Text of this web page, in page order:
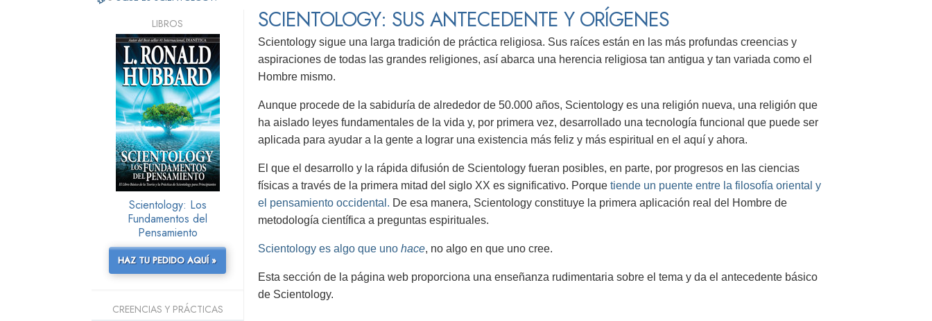
SCIENTOLOGY: SUS ANTECEDENTE Y ORÍGENES
Scientology sigue una larga tradición de práctica religiosa. Sus raíces están en las más profundas creencias y
aspiraciones de todas las grandes religiones, así abarca una herencia religiosa tan antigua y tan variada como el
Hombre mismo.
Aunque procede de la sabiduría de alrededor de 50.000 años, Scientology es una religión nueva, una religión que
ha aislado leyes fundamentales de la vida y, por primera vez, desarrollado una tecnología funcional que puede ser
aplicada para ayudar a la gente a lograr una existencia más feliz y más espiritual en el aquí y ahora.
El que el desarrollo y la rápida difusión de Scientology fueran posibles, en parte, por progresos en las ciencias
físicas a través de la primera mitad del siglo XX es significativo. Porque tiende un puente entre la filosofía oriental y
el pensamiento occidental. De esa manera, Scientology constituye la primera aplicación real del Hombre de
metodología científica a preguntas espirituales.
Scientology es algo que uno hace, no algo en que uno cree.
Esta sección de la página web proporciona una enseñanza rudimentaria sobre el tema y da el antecedente básico
de Scientology.
LIBROS
Scientology: Los
Fundamentos del
Pensamiento
HAZ TU PEDIDO AQUÍ »
CREENCIAS Y PRÁCTICAS